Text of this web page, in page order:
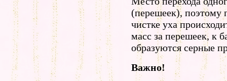
(перешеек), поэтому
чистке уха
масс за перешеек, к
образуются серные
Важно!